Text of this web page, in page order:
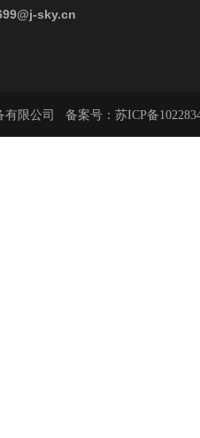
sky.cn
有限公司 备案号： 苏ICP备